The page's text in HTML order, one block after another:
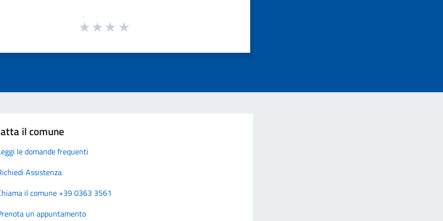
il comune
le domande frequenti
Assistenza
il comune +39 0363 3561
un appuntamento